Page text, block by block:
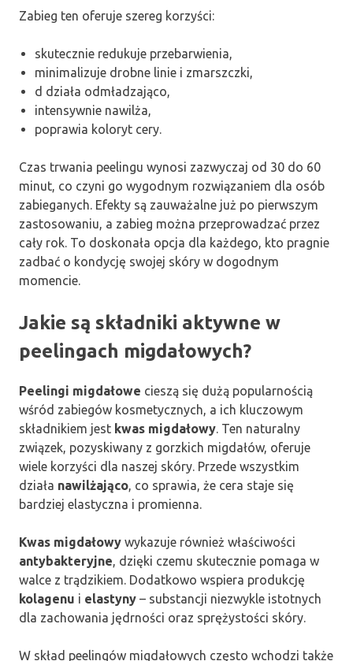
Zabieg ten oferuje szereg korzyści:
skutecznie redukuje przebarwienia,
minimalizuje drobne linie i zmarszczki,
d działa odmładzająco,
intensywnie nawilża,
poprawia koloryt cery.
Czas trwania peelingu wynosi zazwyczaj od 30 do 60
minut, co czyni go wygodnym rozwiązaniem dla osób
zabieganych. Efekty są zauważalne już po pierwszym
zastosowaniu, a zabieg można przeprowadzać przez
cały rok. To doskonała opcja dla każdego, kto pragnie
zadbać o kondycję swojej skóry w dogodnym
momencie.
Jakie są składniki aktywne w
peelingach migdałowych?
Peelingi migdałowe cieszą się dużą popularnością
wśród zabiegów kosmetycznych, a ich kluczowym
składnikiem jest kwas migdałowy . Ten naturalny
związek, pozyskiwany z gorzkich migdałów, oferuje
wiele korzyści dla naszej skóry. Przede wszystkim
działa nawilżająco , co sprawia, że cera staje się
bardziej elastyczna i promienna.
Kwas migdałowy wykazuje również właściwości
antybakteryjne , dzięki czemu skutecznie pomaga w
walce z trądzikiem. Dodatkowo wspiera produkcję
kolagenu i elastyny – substancji niezwykle istotnych
dla zachowania jędrności oraz sprężystości skóry.
W skład peelingów migdałowych często wchodzi także